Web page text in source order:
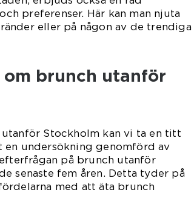
preferenser. Här kan man njuta
eller på någon av de trendiga
brunch utanför
Stockholm kan vi ta en titt
en undersökning genomförd av
på brunch utanför
senaste fem åren. Detta tyder på
med att äta brunch